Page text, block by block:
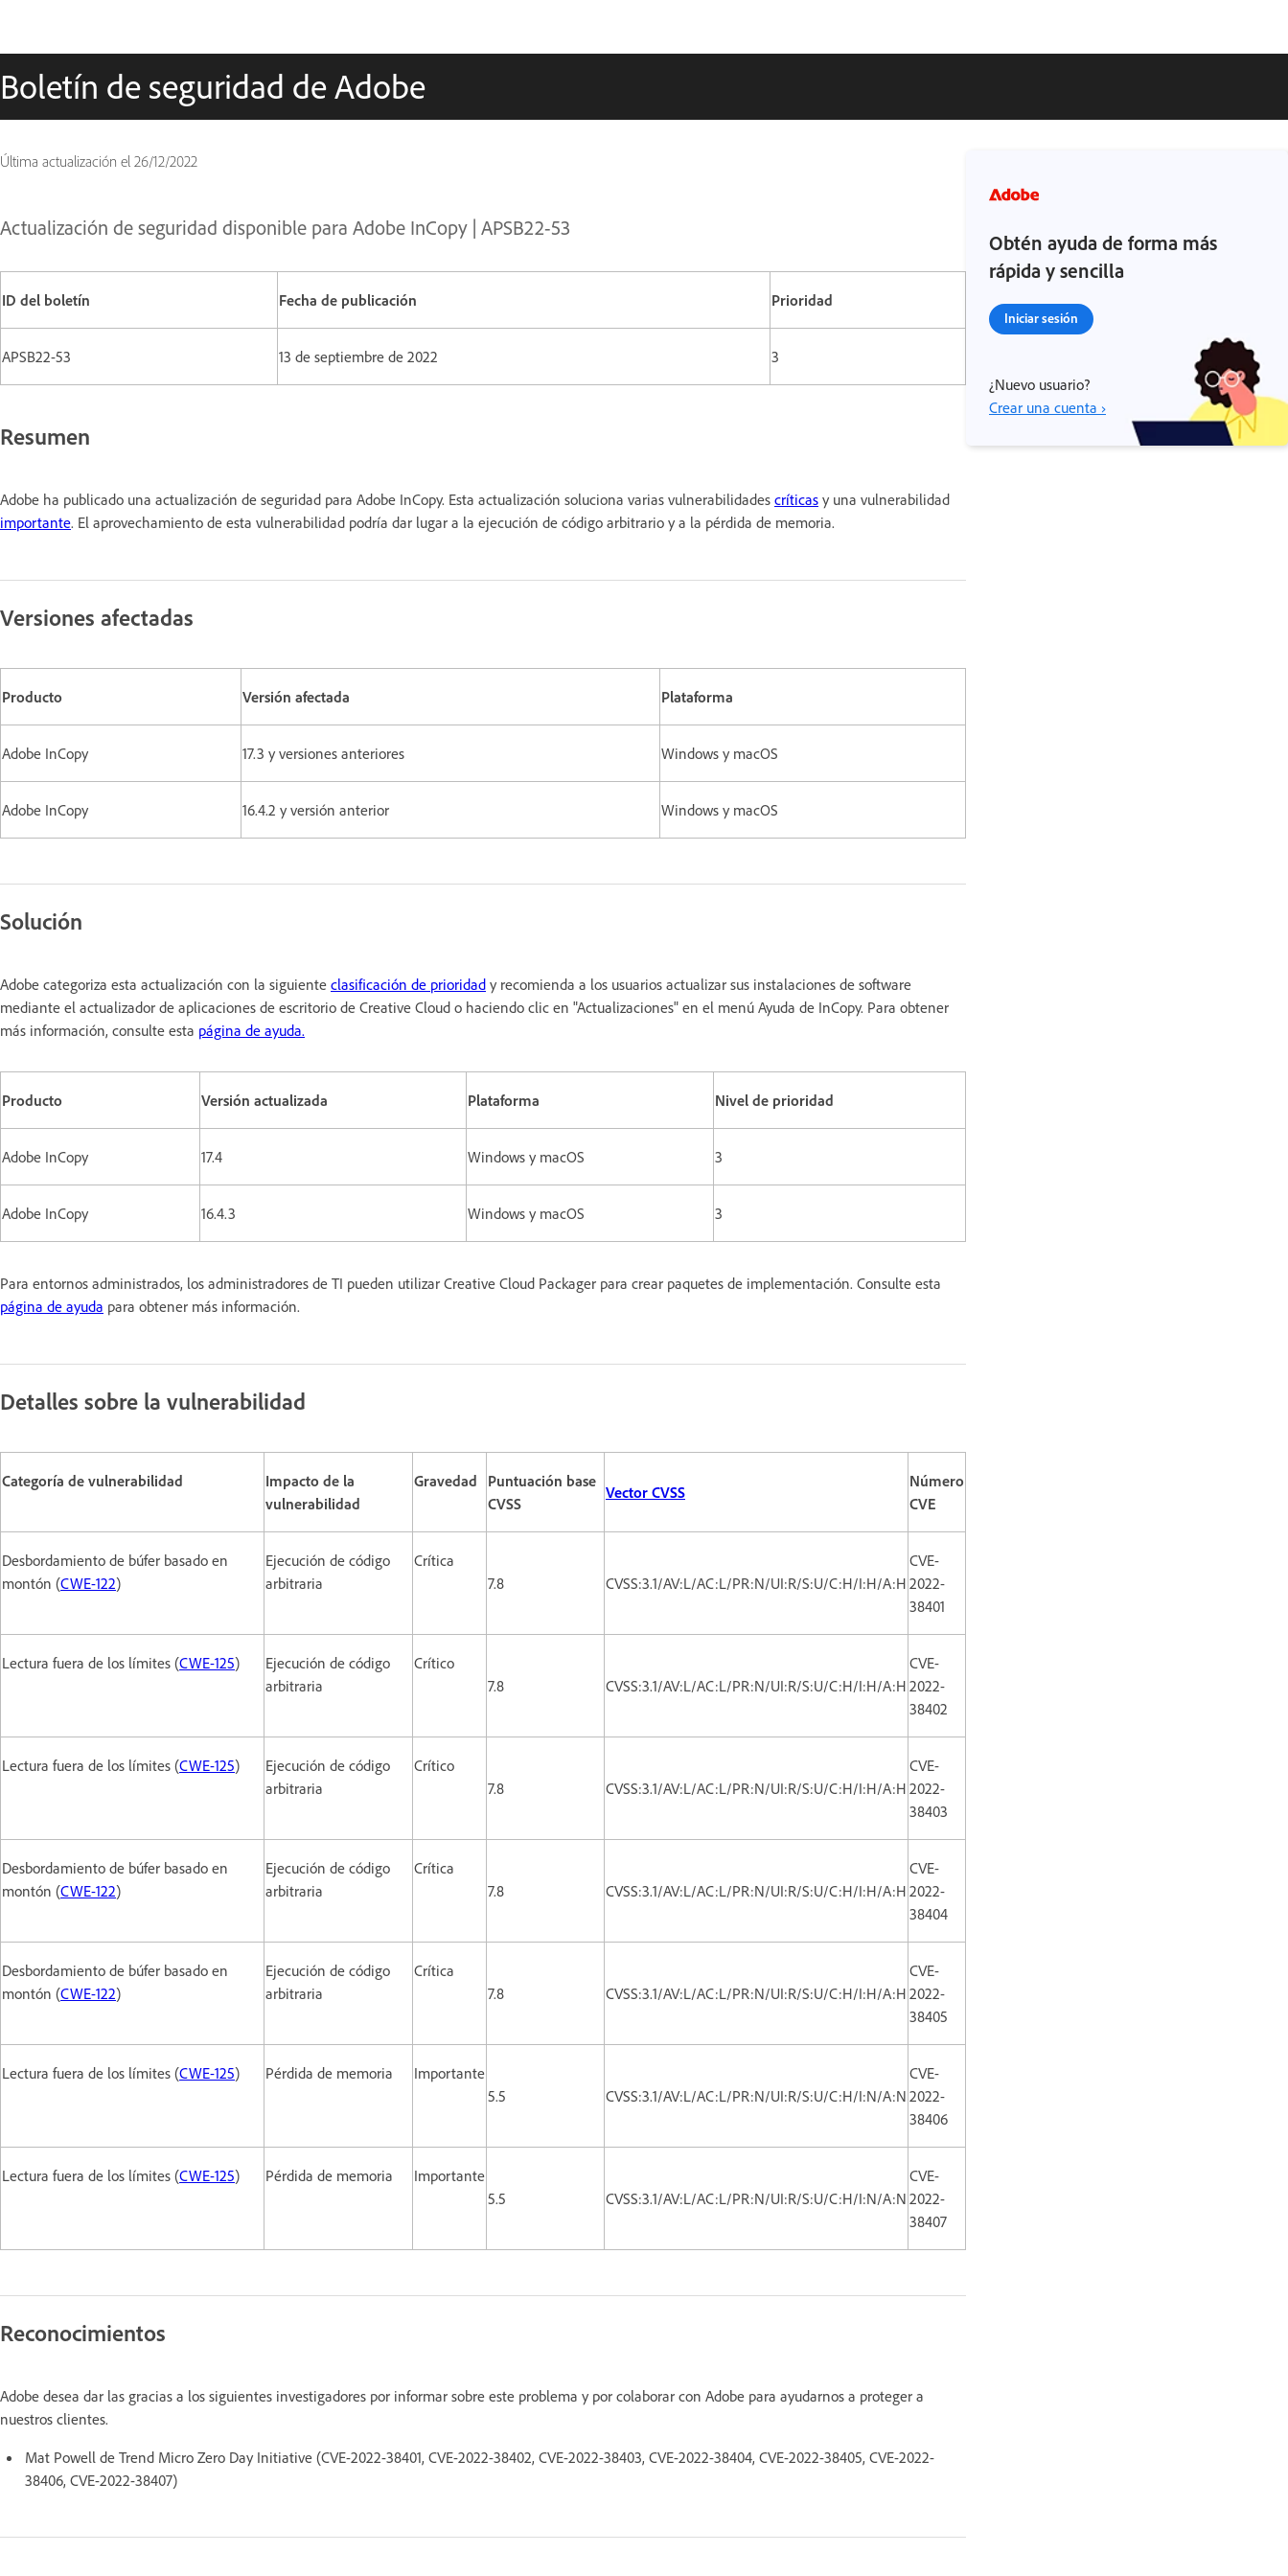
Boletín de seguridad de Adobe
Última actualización el 26/12/2022
Actualización de seguridad disponible para Adobe InCopy | APSB22-53
ID del boletín Fecha de publicación Prioridad
APSB22-53 13 de septiembre de 2022 3
Resumen
Adobe ha publicado una actualización de seguridad para Adobe InCopy. Esta actualización soluciona varias vulnerabilidades críticas y una vulnerabilidad
importante. El aprovechamiento de esta vulnerabilidad podría dar lugar a la ejecución de código arbitrario y a la pérdida de memoria.
Versiones afectadas
Producto Versión afectada Plataforma
Adobe InCopy 17.3 y versiones anteriores Windows y macOS
Adobe InCopy 16.4.2 y versión anterior Windows y macOS
Solución
Adobe categoriza esta actualización con la siguiente clasificación de prioridad y recomienda a los usuarios actualizar sus instalaciones de software
mediante el actualizador de aplicaciones de escritorio de Creative Cloud o haciendo clic en "Actualizaciones" en el menú Ayuda de InCopy. Para obtener
más información, consulte esta página de ayuda.
Producto Versión actualizada Plataforma Nivel de prioridad
Adobe InCopy 17.4 Windows y macOS 3
Adobe InCopy 16.4.3 Windows y macOS 3
Para entornos administrados, los administradores de TI pueden utilizar Creative Cloud Packager para crear paquetes de implementación. Consulte esta
página de ayuda para obtener más información.
Detalles sobre la vulnerabilidad
Categoría de vulnerabilidad
Impacto de la
vulnerabilidad
Gravedad
Puntuación base
CVSS
Vector CVSS
Número
CVE
Desbordamiento de búfer basado en
montón (CWE-122)
Ejecución de código
arbitraria
Crítica
7.8
CVSS:3.1/AV:L/AC:L/PR:N/UI:R/S:U/C:H/I:H/A:H
CVE-
2022-
38401
Lectura fuera de los límites (CWE-125)
Ejecución de código
arbitraria
Crítico
7.8
CVSS:3.1/AV:L/AC:L/PR:N/UI:R/S:U/C:H/I:H/A:H
CVE-
2022-
38402
Lectura fuera de los límites (CWE-125)
Ejecución de código
arbitraria
Crítico
7.8
CVSS:3.1/AV:L/AC:L/PR:N/UI:R/S:U/C:H/I:H/A:H
CVE-
2022-
38403
Desbordamiento de búfer basado en
montón (CWE-122)
Ejecución de código
arbitraria
Crítica
7.8
CVSS:3.1/AV:L/AC:L/PR:N/UI:R/S:U/C:H/I:H/A:H
CVE-
2022-
38404
Desbordamiento de búfer basado en
montón (CWE-122)
Ejecución de código
arbitraria
Crítica
7.8
CVSS:3.1/AV:L/AC:L/PR:N/UI:R/S:U/C:H/I:H/A:H
CVE-
2022-
38405
Lectura fuera de los límites (CWE-125) Pérdida de memoria
Importante
5.5
CVSS:3.1/AV:L/AC:L/PR:N/UI:R/S:U/C:H/I:N/A:N
CVE-
2022-
38406
Lectura fuera de los límites (CWE-125) Pérdida de memoria
Importante
5.5
CVSS:3.1/AV:L/AC:L/PR:N/UI:R/S:U/C:H/I:N/A:N
CVE-
2022-
38407
Reconocimientos
Adobe desea dar las gracias a los siguientes investigadores por informar sobre este problema y por colaborar con Adobe para ayudarnos a proteger a
nuestros clientes.
Mat Powell de Trend Micro Zero Day Initiative (CVE-2022-38401, CVE-2022-38402, CVE-2022-38403, CVE-2022-38404, CVE-2022-38405, CVE-2022-
38406, CVE-2022-38407)
Obtén ayuda de forma más
rápida y sencilla
Iniciar sesión
¿Nuevo usuario?
Crear una cuenta ›